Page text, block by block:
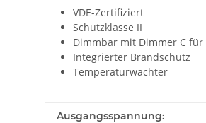
VDE-Zertifiziert
Schutzklasse II
Dimmbar mit Dimmer C
Integrierter Brandschutz
Temperaturwächter
Produkteigenschaft
Wert
Ausgangsspannung: